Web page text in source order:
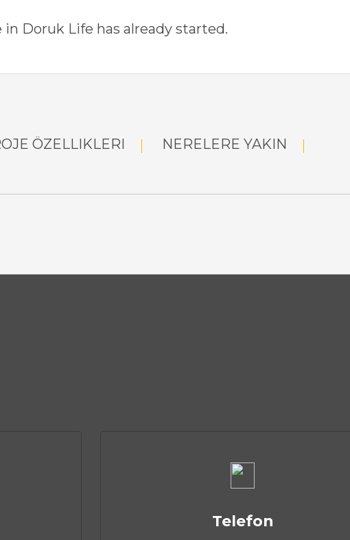
Doruk Life has already started.
ÖZELLIKLERI NERELERE YAKIN
Telefon